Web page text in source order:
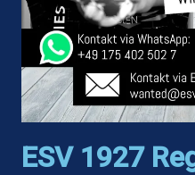
ESV 1927